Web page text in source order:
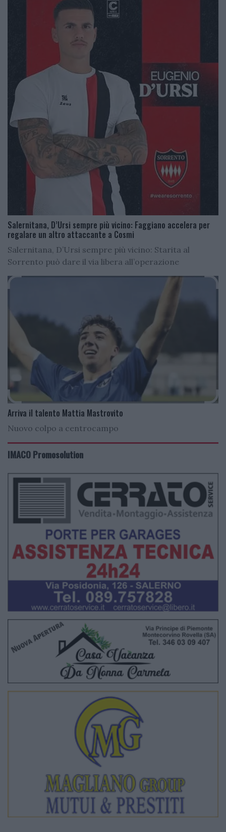
Salernitana, D’Ursi sempre più vicino: Faggiano accelera per
regalare un altro attaccante a Cosmi
Salernitana, D’Ursi sempre più vicino: Starita al
Sorrento può dare il via libera all’operazione
Arriva il talento Mattia Mastrovito
Nuovo colpo a centrocampo
IMACO Promosolution